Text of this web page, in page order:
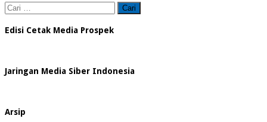
Cari
untuk:
Edisi Cetak Media Prospek
Jaringan Media Siber Indonesia
Arsip